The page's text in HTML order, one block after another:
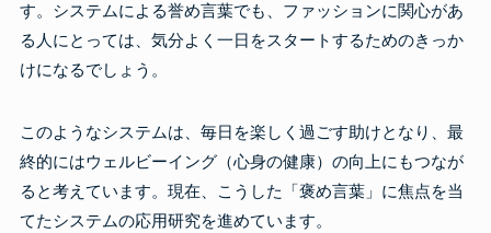
す。システムによる誉め言葉でも、ファッションに関心があ
る人にとっては、気分よく一日をスタートするためのきっか
けになるでしょう。
このようなシステムは、毎日を楽しく過ごす助けとなり、最
終的にはウェルビーイング（心身の健康）の向上にもつなが
ると考えています。現在、こうした「褒め言葉」に焦点を当
てたシステムの応用研究を進めています。